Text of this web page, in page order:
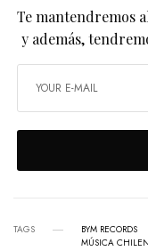
Te mantendremos
y además,
TAGS BYM RECORDS
MÚSICA